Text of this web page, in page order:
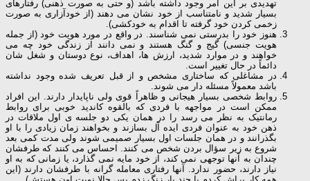
تهدیدی بر این امر وجود داشته باشد (و حتی به صورت ذهنی) رفتارهای
بسیار شدید و نامتناسب از خود نشان می دهند (از خودآزاری به صورت
زخمی کردن خود گرفته تا اقدام به خودکشی).
هنوز خود را بدرستی نمی شناسند. در واقع در مورد هویت خود (از جمله
هویت جنسی) گیج و گنگ هستند و نمی دانند از زندگی خود چه می
خواهند و در موارد شدید، ارزش ها، اهداف، نوع دوستان و شغل شان
دائماً در حال تغییر است.
در مشاغلی که ساختاری مشخص و از قبل تعریف شده وجود نداشته
باشد معمولاً مسئله دار می شوند.
روابط شخصی بسیار هیجانی و ظاهراً قوی ولی ناپایدار دارند. این افراد
ممکن است در مواجهه با فردی که بالقوه کاندید خوبی برای روابط
رمانتیک به نظر می رسد را در همان یکی دو جلسه ی اول ملاقات در
ذهن خود به عنوان فردی ایده آل بسازند و بخواهند زمان زیادی را با او
بگذرانند و در همان جلسات اول بسیار صمیمی شوند ولی مدت کمی بعد
شروع به زیر سؤال بردن شخص می کنند. احساس می کنند که طرفشان
چندان به آنها توجهی نمی کند، از خود مایه نمی گذارد، یا زمانی که به او
نیاز دارند، حضور ندارد. آنها رفتاری معامله گرانه با طرفشان دارند (این